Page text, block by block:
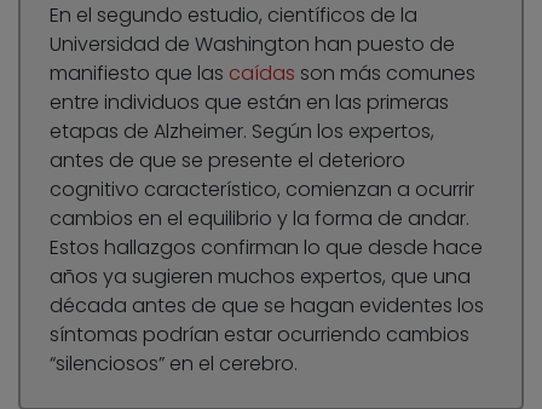
En el segundo estudio, científicos de la
Universidad de Washington han puesto de
manifiesto que las caídas son más comunes
entre individuos que están en las primeras
etapas de Alzheimer. Según los expertos,
antes de que se presente el deterioro
cognitivo característico, comienzan a ocurrir
cambios en el equilibrio y la forma de andar.
Estos hallazgos confirman lo que desde hace
años ya sugieren muchos expertos, que una
década antes de que se hagan evidentes los
síntomas podrían estar ocurriendo cambios
“silenciosos” en el cerebro.